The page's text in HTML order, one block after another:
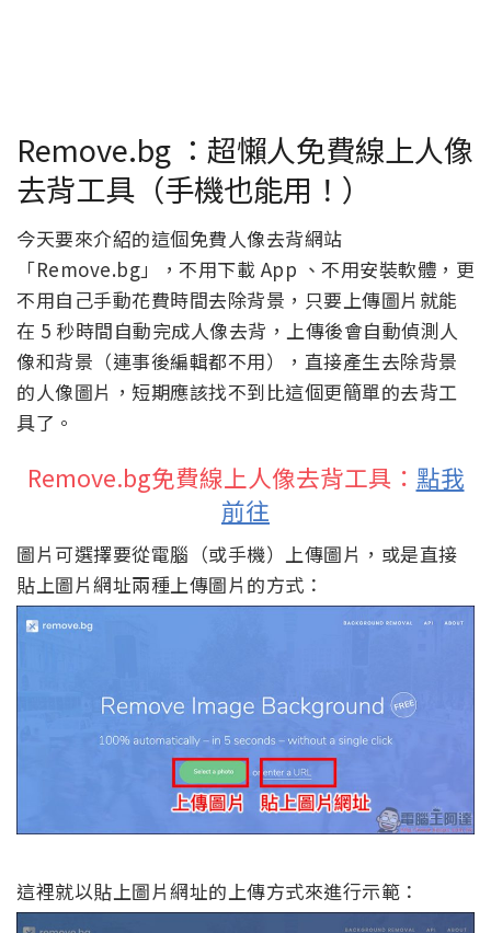
Remove.bg ：超懶人免費線上人像
去背工具（手機也能用！）
今天要來介紹的這個免費人像去背網站
「Remove.bg」，不用下載 App 、不用安裝軟體，更
不用自己手動花費時間去除背景，只要上傳圖片就能
在 5 秒時間自動完成人像去背，上傳後會自動偵測人
像和背景（連事後編輯都不用），直接產生去除背景
的人像圖片，短期應該找不到比這個更簡單的去背工
具了。
Remove.bg免費線上人像去背工具： 點我
前往
圖片可選擇要從電腦（或手機）上傳圖片，或是直接
貼上圖片網址兩種上傳圖片的方式：
這裡就以貼上圖片網址的上傳方式來進行示範：